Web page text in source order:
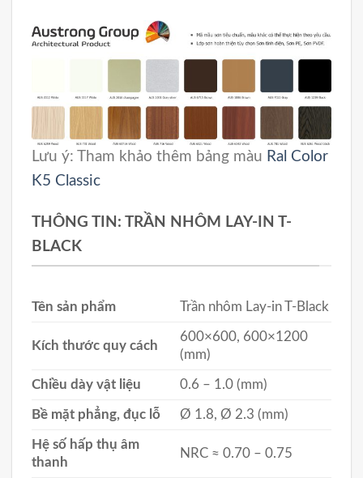
Lưu ý: Tham khảo thêm bảng màu Ral Color
K5 Classic
THÔNG TIN: TRẦN NHÔM LAY-IN T-
BLACK
Tên sản phẩm Trần nhôm Lay-in T-Black
Kích thước quy cách
600×600, 600×1200
(mm)
Chiều dày vật liệu 0.6 – 1.0 (mm)
Bề mặt phẳng, đục lỗ Ø 1.8, Ø 2.3 (mm)
Hệ số hấp thụ âm
thanh
NRC ≈ 0.70 – 0.75